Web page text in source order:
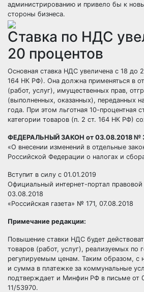
администрированию и привело бы к
стороны бизнеса.
Ставка по НДС
20 процентов
Основная ставка НДС увеличена с 18 до
164 НК РФ). Она должна применяться в
(работ, услуг), имущественных прав,
(выполненных, оказанных), переданных
года. При этом льготная 10-процентная
категории товаров (п. 2 ст. 164 НК РФ)
ФЕДЕРАЛЬНЫЙ ЗАКОН от 03.08.2018 №
«О внесении изменений в отдельные
Российской Федерации о налогах и
Вступит в силу с 01.01.2019
Официальный интернет-портал
03.08.2018
«Российская газета» № 171, 07.08.2018
Примечание редакции:
Повышение ставки НДС будет
товаров (работ, услуг), реализуемых по
регулируемым ценам. Таким образом, с
и сумма в платежке за коммунальные
подтверждает и Минфин РФ в письме от
11/53970.